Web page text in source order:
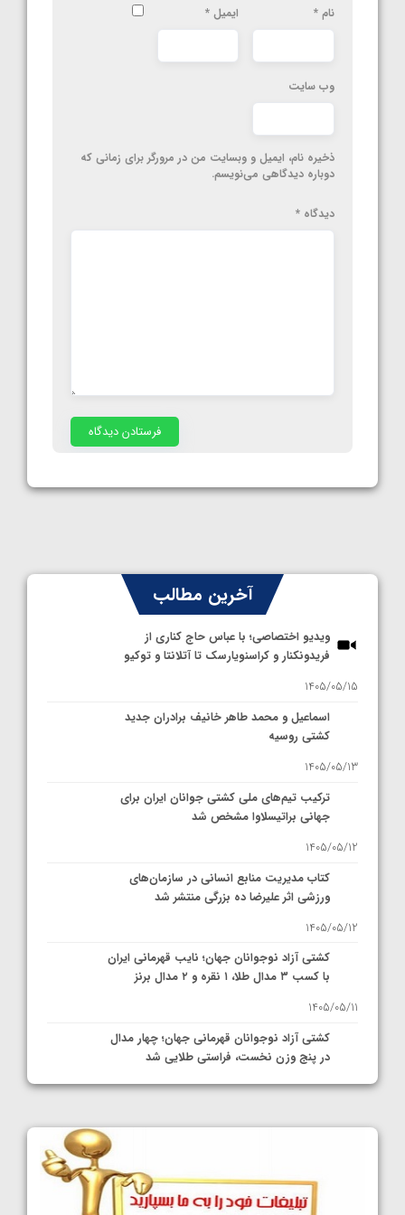
نام * ایمیل *
وب‌ سایت
ذخیره نام، ایمیل و وبسایت من در مرورگر برای زمانی که
دوباره دیدگاهی می‌نویسم.
دیدگاه *
آخرین مطالب
ویدیو اختصاصی؛ با عباس حاج کناری از
فریدونکنار و کراسنویارسک تا آتلانتا و توکیو
1405/05/15
اسماعیل و محمد طاهر خانیف برادران جدید
کشتی روسیه
1405/05/13
ترکیب تیم‌های ملی کشتی جوانان ایران برای
جهانی براتیسلاوا مشخص شد
1405/05/12
کتاب مدیریت منابع انسانی در سازمان‌های
ورزشی اثر علیرضا ده بزرگی منتشر شد
1405/05/12
کشتی آزاد نوجوانان جهان؛ نایب قهرمانی ایران
با کسب ۳ مدال طلا، ۱ نقره و ۲ مدال برنز
1405/05/11
کشتی آزاد نوجوانان قهرمانی جهان؛ چهار مدال
در پنج وزن نخست، فراستی طلایی شد
1405/05/11
کشتی آزاد نوجوانان جهان؛ رقبای نمایندگان